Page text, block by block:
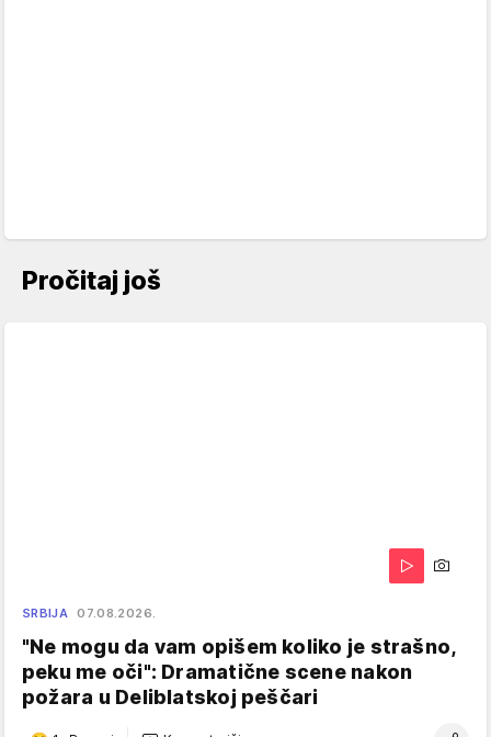
Pročitaj još
SRBIJA 07.08.2026.
"Ne mogu da vam opišem koliko je strašno,
peku me oči": Dramatične scene nakon
požara u Deliblatskoj peščari